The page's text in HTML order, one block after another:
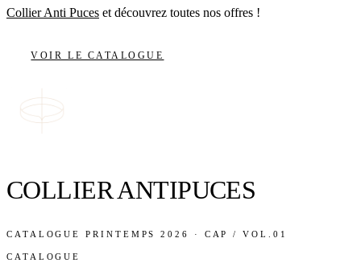
Collier Anti Puces et découvrez toutes nos offres !
VOIR LE CATALOGUE
COLLIER ANTIPUCES
CATALOGUE PRINTEMPS 2026 · CAP / VOL.01
CATALOGUE